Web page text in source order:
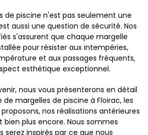
de piscine n'est pas seulement une
aussi une question de sécurité. Nos
s'assurent que chaque margelle
pour résister aux intempéries,
et aux passages fréquents,
esthétique exceptionnel.
nous vous présenterons en détail
de margelles de piscine à Floirac, les
nos réalisations antérieures
bien plus encore. Nous sommes
serez inspirés par ce que nous